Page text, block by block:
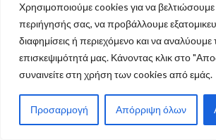
Χρησιμοποιούμε cookies για να βελτιώσουμε
περιήγησής σας, να προβάλλουμε
διαφημίσεις ή περιεχόμενο και να αναλύουμε
επισκεψιμότητά μας. Κάνοντας κλικ στο
συναινείτε στη χρήση των cookies από εμάς.
Προσαρμογή Απόρριψη όλων
ΕΚΔΗΛΩΣΕΙΣ VIEW MORE ARTICLES